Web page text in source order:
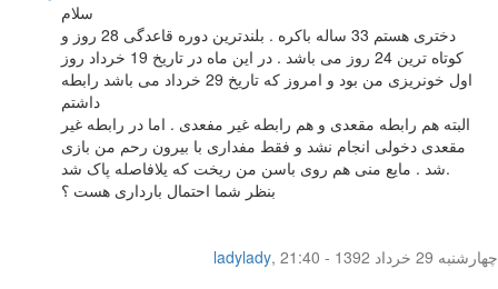
سلام
دختری هستم 33 ساله باکره . بلندترین دوره قاعدگی 28 روز و
کوتاه ترین 24 روز می باشد . در این ماه در تاریخ 19 خرداد روز
اول خونریزی من بود و امروز که تاریخ 29 خرداد می باشد رابطه
داشتم
البته هم رابطه مقعدی و هم رابطه غیر مفعدی . اما در رابطه غیر
مقعدی دخولی انجام نشد و فقط مفداری با بیرون رحم من بازی
شد . مایع منی هم روی باسن من ریخت که یلافاصله پاک شد.
بنظر شما احتمال بارداری هست ؟
ladylady,
چهار‌شنبه 29 خرداد 1392 - 21:40